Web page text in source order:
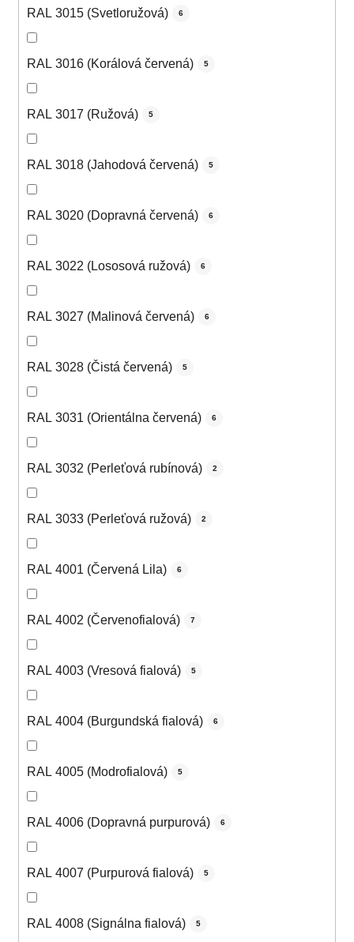
RAL 3015 (Svetloružová) 6
RAL 3016 (Korálová červená) 5
RAL 3017 (Ružová) 5
RAL 3018 (Jahodová červená) 5
RAL 3020 (Dopravná červená) 6
RAL 3022 (Lososová ružová) 6
RAL 3027 (Malinová červená) 6
RAL 3028 (Čistá červená) 5
RAL 3031 (Orientálna červená) 6
RAL 3032 (Perleťová rubínová) 2
RAL 3033 (Perleťová ružová) 2
RAL 4001 (Červená Lila) 6
RAL 4002 (Červenofialová) 7
RAL 4003 (Vresová fialová) 5
RAL 4004 (Burgundská fialová) 6
RAL 4005 (Modrofialová) 5
RAL 4006 (Dopravná purpurová) 6
RAL 4007 (Purpurová fialová) 5
RAL 4008 (Signálna fialová) 5